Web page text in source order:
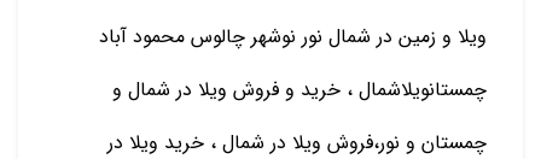
ویلا و زمین در شمال نور نوشهر چالوس محمود آباد
چمستانویلاشمال ، خرید و فروش ویلا در شمال و
چمستان و نور،فروش ویلا در شمال ، خرید ویلا در